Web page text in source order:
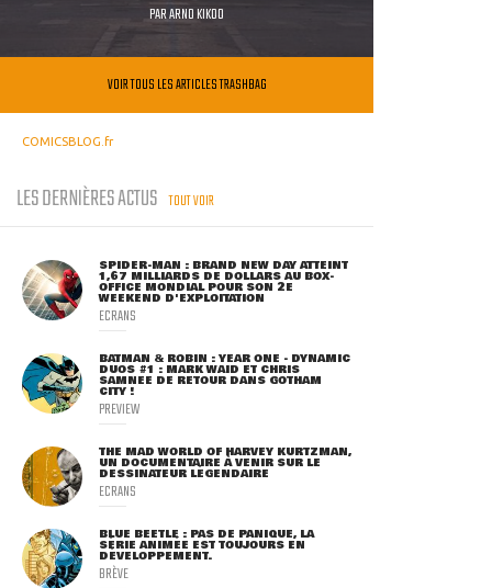
PARARNO KIKOO
VOIR TOUS LES ARTICLES TRASHBAG
COMICSBLOG.fr
LES DERNIÈRES ACTUS TOUT VOIR
SPIDER-MAN : BRAND NEW DAY ATTEINT
1,67 MILLIARDS DE DOLLARS AU BOX-
OFFICE MONDIAL POUR SON 2E
WEEKEND D'EXPLOITATION
ECRANS
BATMAN & ROBIN : YEAR ONE - DYNAMIC
DUOS #1 : MARK WAID ET CHRIS
SAMNEE DE RETOUR DANS GOTHAM
CITY !
PREVIEW
THE MAD WORLD OF HARVEY KURTZMAN,
UN DOCUMENTAIRE À VENIR SUR LE
DESSINATEUR LÉGENDAIRE
ECRANS
BLUE BEETLE : PAS DE PANIQUE, LA
SÉRIE ANIMÉE EST TOUJOURS EN
DÉVELOPPEMENT.
BRÈVE